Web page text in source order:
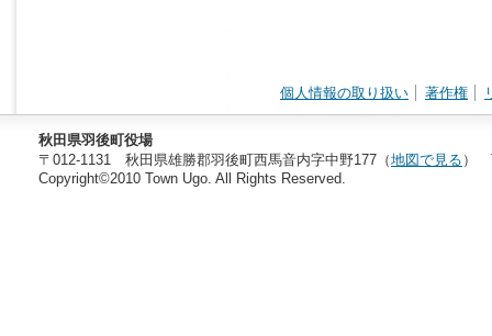
個人情報の取り扱い 著作権
秋田県羽後町役場
〒012-1131 秋田県雄勝郡羽後町西馬音内字中野177（地図で見る ）
Copyright©2010 Town Ugo. All Rights Reserved.